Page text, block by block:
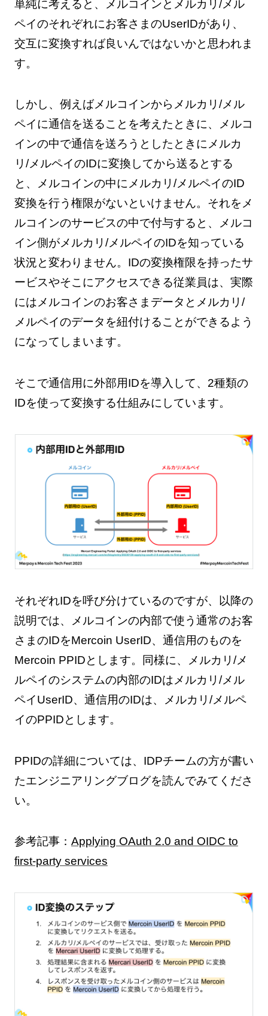
単純に考えると、メルコインとメルカリ/メル
ペイのそれぞれにお客さまのUserIDがあり、
交互に変換すれば良いんではないかと思われま
す。
しかし、例えばメルコインからメルカリ/メル
ペイに通信を送ることを考えたときに、メルコ
インの中で通信を送ろうとしたときにメルカ
リ/メルペイのIDに変換してから送るとする
と、メルコインの中にメルカリ/メルペイのID
変換を行う権限がないといけません。それをメ
ルコインのサービスの中で付与すると、メルコ
イン側がメルカリ/メルペイのIDを知っている
状況と変わりません。IDの変換権限を持ったサ
ービスやそこにアクセスできる従業員は、実際
にはメルコインのお客さまデータとメルカリ/
メルペイのデータを紐付けることができるよう
になってしまいます。
そこで通信用に外部用IDを導入して、2種類の
IDを使って変換する仕組みにしています。
それぞれIDを呼び分けているのですが、以降の
説明では、メルコインの内部で使う通常のお客
さまのIDをMercoin UserID、通信用のものを
Mercoin PPIDとします。同様に、メルカリ/メ
ルペイのシステムの内部のIDはメルカリ/メル
ペイUserID、通信用のIDは、メルカリ/メルペ
イのPPIDとします。
PPIDの詳細については、IDPチームの方が書い
たエンジニアリングブログを読んでみてくださ
い。
参考記事： Applying OAuth 2.0 and OIDC to
first-party services